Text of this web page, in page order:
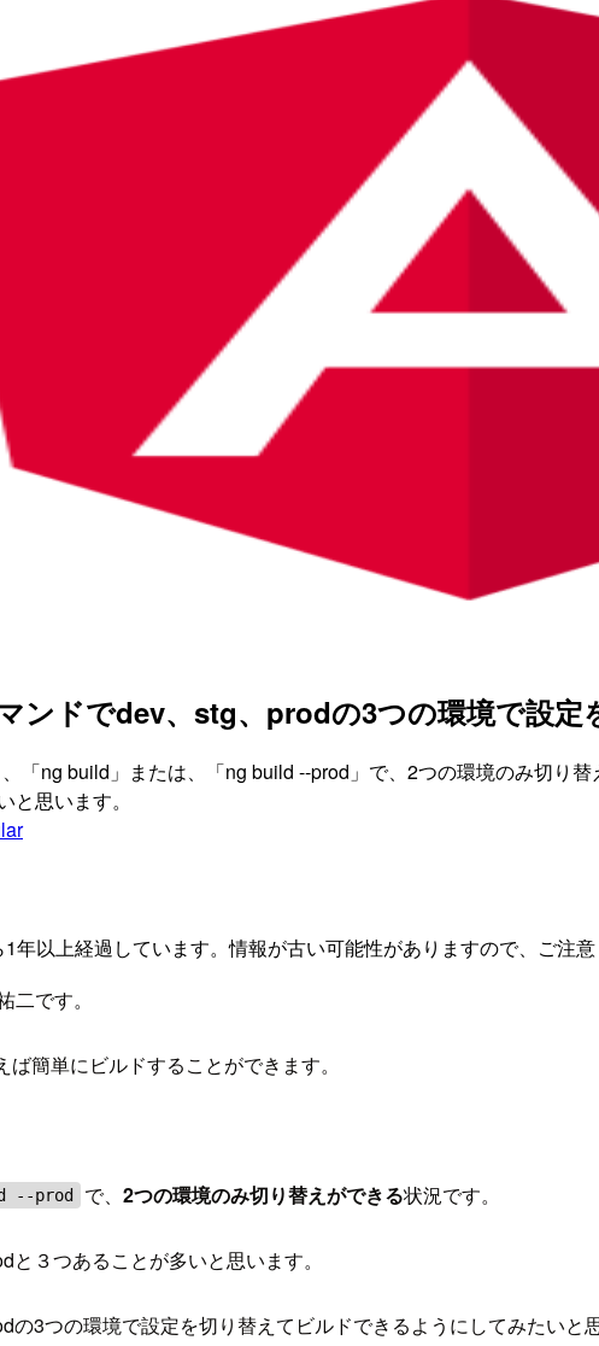
ンドでdev、stg、prodの3つの環境で設
「ng build」または、「ng build --prod」で、2つの環境のみ切り
と思います。
年以上経過しています。情報が古い可能性がありますので、ご注意
です。
ば簡単にビルドすることができます。
--prod で、 2つの環境のみ切り替えができる状況です。
３つあることが多いと思います。
の3つの環境で設定を切り替えてビルドできるようにしてみたいと思